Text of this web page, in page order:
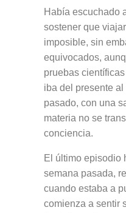
Había escuchado
sostener que
imposible, sin
equivocados,
pruebas
iba del presente al
pasado, con una
materia no se
conciencia.
El último episodio
semana pasada,
cuando estaba a
comienza a sentir